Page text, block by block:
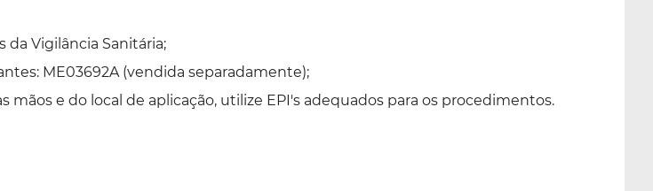
da Vigilância Sanitária;
ME03692A (vendida separadamente);
e do local de aplicação, utilize EPI's adequados para os procedimentos.